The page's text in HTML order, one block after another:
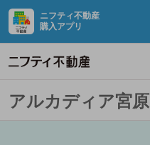
ニフティ不動産
購入アプリ
アルカディア宮原